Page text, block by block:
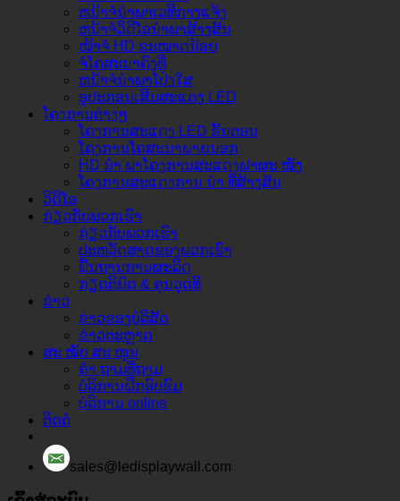
ຫນ້າຈໍນໍາພາເວທີກາງແຈ້ງ
ຫນ້າຈໍວິດີໂອນໍາພາສ້າງສັນ
ໜ້າຈໍ HD ຂະໜາດນ້ອຍ
ຈໍໂຄສະນາຄົງທີ່
ຫນ້າຈໍນໍາພາໂປ່ງໃສ
ອຸປະກອນເສີມສະແດງ LED
ໂຄງການຕ່າງໆ
ໂຄງການສະແດງ LED ຂັ້ນຕອນ
ໂຄງການໂຄສະນາພາຍນອກ
HD ນຳ ພາໂຄງການສະແດງຝາຜະ ໜັງ
ໂຄງການສະແດງການ ນຳ ທີ່ສ້າງສັນ
ວິດີໂອ
ກ່ຽວ​ກັບ​ພວກ​ເຮົາ
ກ່ຽວ​ກັບ​ພວກ​ເຮົາ
ປະຫວັດສາດຂອງພວກເຮົາ
ພື້ນຖານການຜະລິດ
ກຽດຕິຍົດ & ຄຸນວຸດທິ
ຂ່າວ
ຂ່າວຂອງບໍລິສັດ
ຂ່າວຕະຫຼາດ
ສະ ໜັບ ສະ ໜູນ
ຄຳ ຖາມທີ່ຖາມ
ບໍລິການຝຶກອົບຮົມ
ບໍລິການ online
ຕິດຕໍ່
sales@ledisplaywall.com